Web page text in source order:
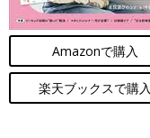
Amazonで購入
楽天ブックスで購入